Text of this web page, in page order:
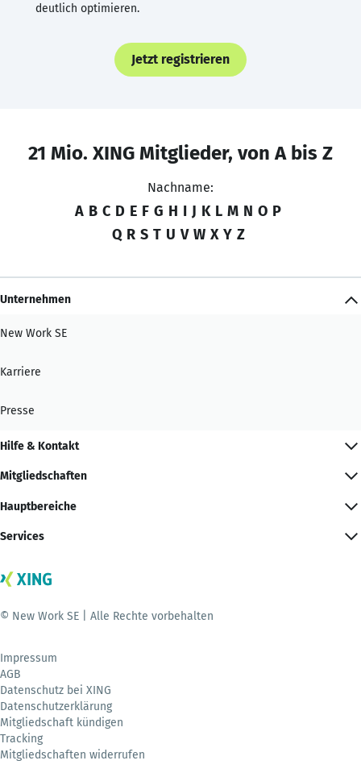
deutlich optimieren.
Jetzt registrieren
21 Mio. XING Mitglieder, von A bis Z
Nachname:
A B C D E F G H I J K L M N O P
Q R S T U V W X Y Z
Unternehmen
New Work SE
Karriere
Presse
Hilfe & Kontakt
Mitgliedschaften
Hauptbereiche
Services
© New Work SE | Alle Rechte vorbehalten
Impressum
AGB
Datenschutz bei XING
Datenschutzerklärung
Mitgliedschaft kündigen
Tracking
Mitgliedschaften widerrufen